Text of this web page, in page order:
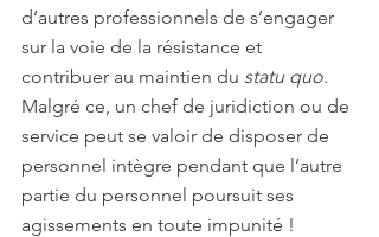
d’autres professionnels de s’engager
sur la voie de la résistance et
contribuer au maintien du statu quo.
Malgré ce, un chef de juridiction ou de
service peut se valoir de disposer de
personnel intègre pendant que l’autre
partie du personnel poursuit ses
agissements en toute impunité !